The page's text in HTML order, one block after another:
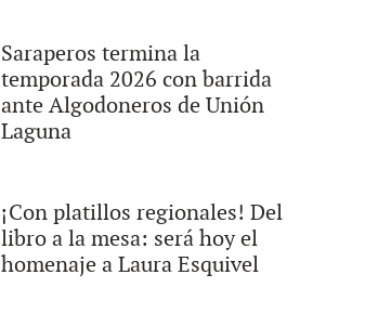
Saraperos termina la
temporada 2026 con barrida
ante Algodoneros de Unión
Laguna
¡Con platillos regionales! Del
libro a la mesa: será hoy el
homenaje a Laura Esquivel